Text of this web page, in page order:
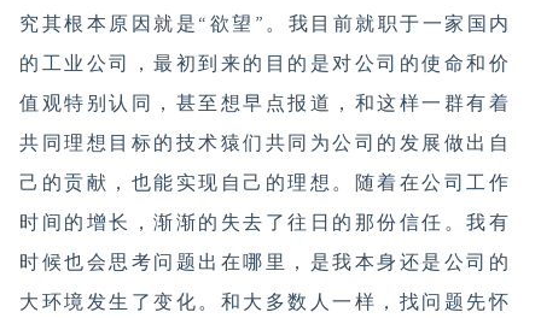
究其根本原因就是“欲望”。我目前就职于一家国内
的工业公司，最初到来的目的是对公司的使命和价
值观特别认同，甚至想早点报道，和这样一群有着
共同理想目标的技术猿们共同为公司的发展做出自
己的贡献，也能实现自己的理想。随着在公司工作
时间的增长，渐渐的失去了往日的那份信任。我有
时候也会思考问题出在哪里，是我本身还是公司的
大环境发生了变化。和大多数人一样，找问题先怀